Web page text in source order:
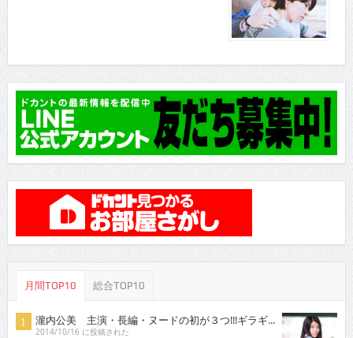
月間TOP10 総合TOP10
瀧内公美 主演・長編・ヌードの初が３つ!!!ギラギ...
2014/10/16 に投稿された